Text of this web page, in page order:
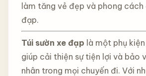
làm tăng vẻ đẹp và phong cách
đạp.
Túi sườn xe đạp là một phụ
giúp cải thiện sự tiện lợi và bảo
nhân trong mọi chuyến đi. Với